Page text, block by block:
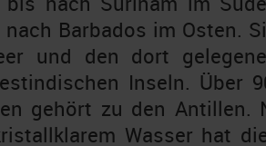
Barbados im Osten.
und den dort
Inseln. Über
gehört zu den Antillen.
Wasser hat